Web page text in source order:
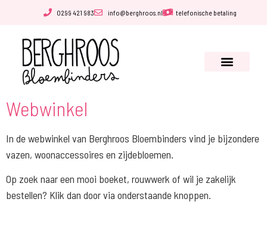
0299 421 983 info@berghroos.nl telefonische betaling
Webwinkel
In de webwinkel van Berghroos Bloembinders vind je bijzondere
vazen, woonaccessoires en zijdebloemen.
Op zoek naar een mooi boeket, rouwwerk of wil je zakelijk
bestellen? Klik dan door via onderstaande knoppen.